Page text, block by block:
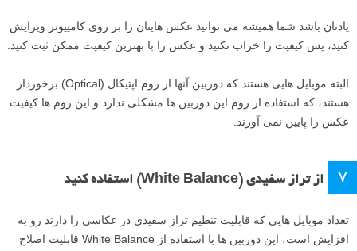
یادتان باشد شما همیشه می توانید عکس هایتان را بر روی کامپیوتر ویرایش
کنید، پس کیفیت را خراب نکنید و عکس را با بهترین کیفیت ممکن ثبت کنید.
البته موبایل هایی هستند که دوربین آنها از زوم اپتیکال (Optical) برخوردار
هستند، که استفاده از زوم این دوربین ها مشکلی ندارد و این زوم ها کیفیت
عکس را پایین نمی آورند.
۷ از تراز سفیدی (White Balance) استفاده کنید
تعداد موبایل هایی که قابلیت تنظیم تراز سفیدی در عکاسی را دارند رو به
افزایش است، این دوربین ها با استفاده از White Balance قابلیت اصلاح